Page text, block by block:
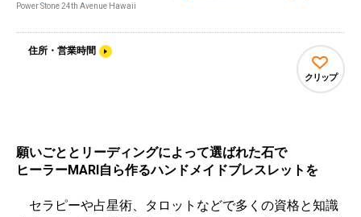
Power Stone 24th Avenue Hawaii
住所・営業時間
クリップ
願いごととリーディングによって選ばれた石で
ヒーラーMARI自ら作るハンドメイドブレスレットを
セラピーや占星術、タロットなどで多くの資格と知識